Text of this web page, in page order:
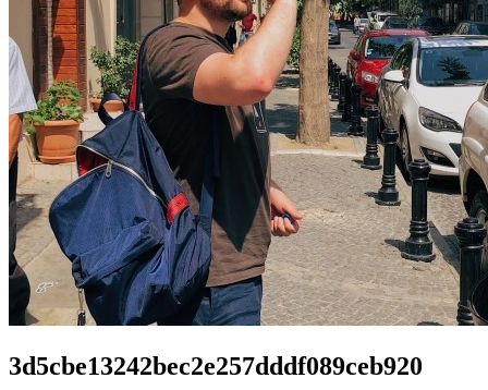
3d5cbe13242bec2e257dddf089ceb920